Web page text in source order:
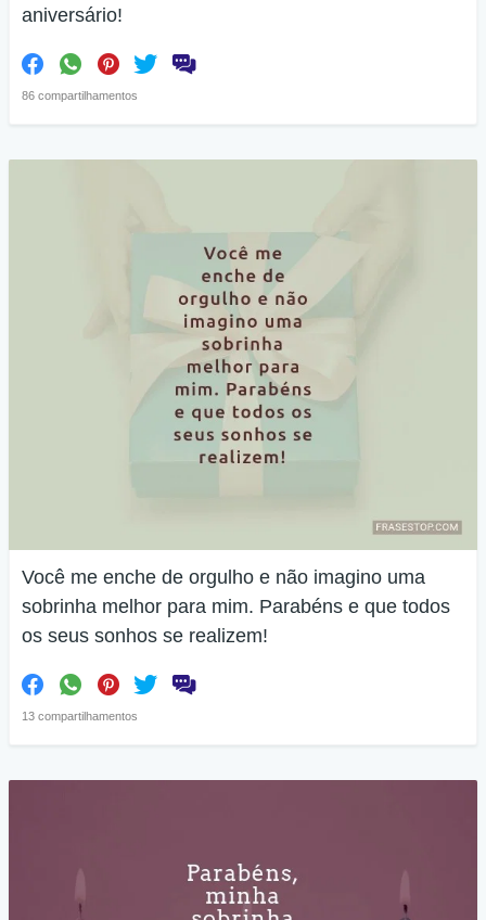
aniversário!
86 compartilhamentos
Você me enche de orgulho e não imagino uma
sobrinha melhor para mim. Parabéns e que todos
os seus sonhos se realizem!
13 compartilhamentos